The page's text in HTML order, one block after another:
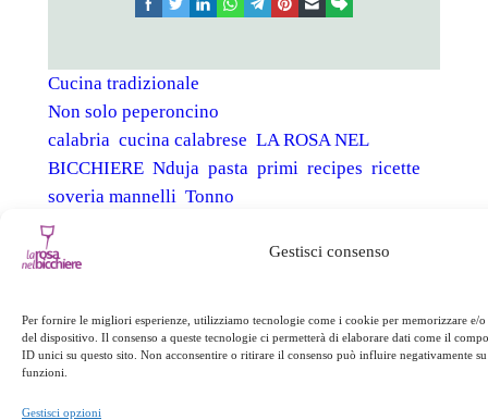
Gestisci consenso
Per fornire le migliori esperienze, utilizziamo tecnologie come i cookie per memorizzare e/
del dispositivo. Il consenso a queste tecnologie ci permetterà di elaborare dati come il
ID unici su questo sito. Non acconsentire o ritirare il consenso può influire negativamente
funzioni.
Gestisci opzioni
Cucina tradizionale
Non solo peperoncino
calabria cucina calabrese LA ROSA NEL
BICCHIERE Nduja pasta primi recipes ricette
soveria mannelli Tonno